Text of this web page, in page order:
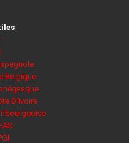
Belgique
D’Ivoire